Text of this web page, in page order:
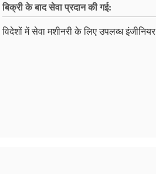
बिक्री के बाद सेवा प्रदान की गई:
विदेशों में सेवा मशीनरी के लिए उपलब्ध इंजीनियर